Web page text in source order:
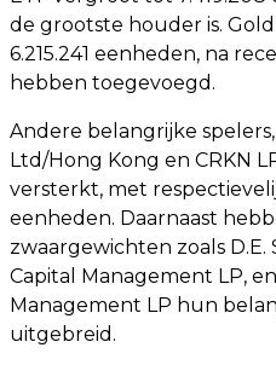
de grootste houder is.
6.215.241 eenheden, na
hebben toegevoegd.
Andere belangrijke
Ltd/Hong Kong en CRKN
versterkt, met
eenheden. Daarnaast
zwaargewichten zoals D.E.
Capital Management LP,
Management LP hun
uitgebreid.